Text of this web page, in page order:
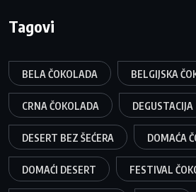
Tagovi
BELA ČOKOLADA BELGIJSKA
CRNA ČOKOLADA DEGUSTACIJA
DESERT BEZ ŠEĆERA DOMAĆA
DOMAĆI DESERT FESTIVAL